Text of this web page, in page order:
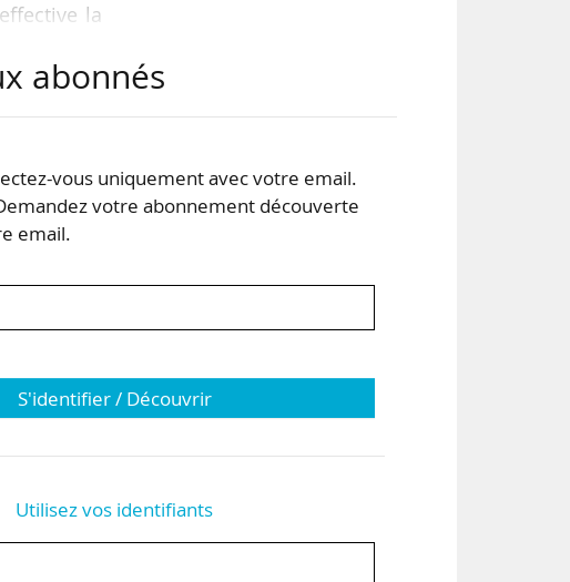
la
abonnés
vous uniquement avec votre email.
votre abonnement découverte
email.
S'identifier / Découvrir
Utilisez vos identifiants